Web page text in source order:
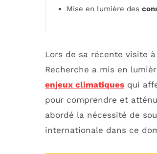
Mise en lumière des
Lors de sa récente visite à
Recherche a mis en
enjeux climatiques qui
pour comprendre et
abordé la nécessité de
internationale dans ce